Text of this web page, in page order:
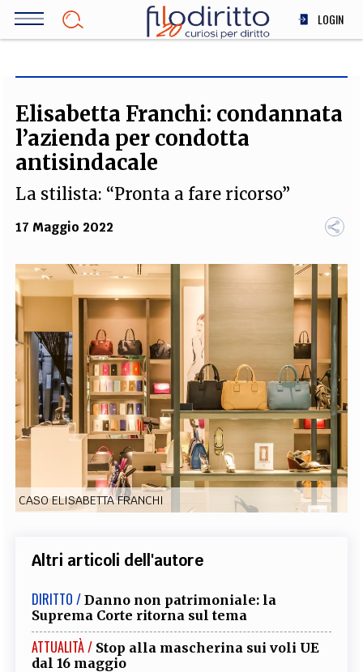
Salta
LOGIN
SOCIETÀ
MEDICINA
INNOVAZIONE
TEAM
FILODIRITTO REDAZIONE COMITATO SCIENTIFICO
CURATORI
FOTOGRAFI
COLLABORA CON NOI
EXTRA
CODICI RUBRICHE LIBRI PROCEEDINGS PUBBLICITÀ CONTATTI
SOCIAL MEDIA
Elisabetta Franchi: condannata
l’azienda per condotta
antisindacale
La stilista: “Pronta a fare ricorso”
17 Maggio 2022
CASO ELISABETTA FRANCHI
Altri articoli dell'autore
DIRITTO / Danno non patrimoniale: la
Suprema Corte ritorna sul tema
ATTUALITÀ / Stop alla mascherina sui voli UE
dal 16 maggio